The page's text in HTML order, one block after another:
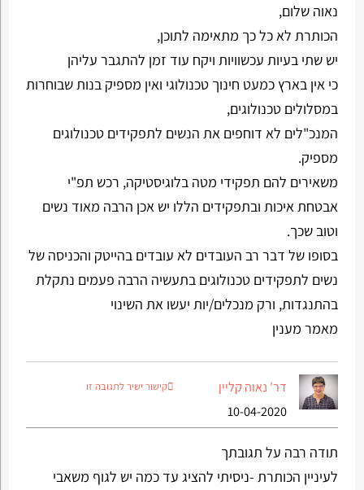
נאוה שלום,
הכותרת לא כל כך מתאימה לתוכן,
יש שתי בעיות עכשוויות ויקח עוד זמן להתגבר עליהן
כי אין בארץ כמעט חינוך טכנולוגי ואין מספיק בנות שבוחרות
במסלולים טכנולוגים,
המנכ"לים לא דוחפים את הנשים לתפקידים טכנולוגים
מספיק.
משאירים להם תפקידי מטה בלוגיסטיקה, רכש תפ"י
אבטחת איכות ובתפקידים הללו יש אכן הרבה מאוד נשים
וטוב שכך.
בסופו של דבר רב העובדים לא עובדים בהייטק והכניסה של
נשים לתפקידים טכנולוגים בתעשיה הרבה פעמים נתקלת
בהתנגדות, ורק מנכלים/יות יעשו את השינוי
מאמר מענין
דר' נאוה קליין
10-04-2020
קישור ישיר לתגובה זו
תודה רבה על תגובתך
לעיניין הכותרת -ניסיתי להציג עד כמה יש לגוף משאבי